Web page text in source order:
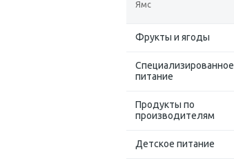
Ямс
Фрукты и ягоды
Специализированное
питание
Продукты по
производителям
Детское питание